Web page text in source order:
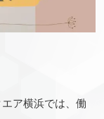
ア横浜では、働